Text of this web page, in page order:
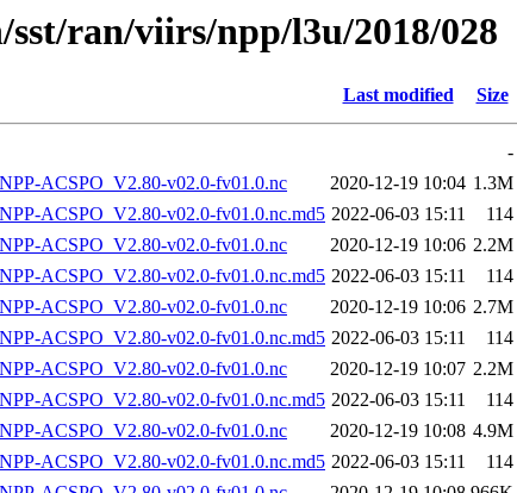
ran/viirs/npp/l3u/2018/028
Last modified Size
-
ACSPO_V2.80-v02.0-fv01.0.nc
2020-12-19 10:04 1.3M
ACSPO_V2.80-v02.0-fv01.0.nc.md5 2022-06-03 15:11
114
ACSPO_V2.80-v02.0-fv01.0.nc
2020-12-19 10:06 2.2M
ACSPO_V2.80-v02.0-fv01.0.nc.md5 2022-06-03 15:11
114
ACSPO_V2.80-v02.0-fv01.0.nc
2020-12-19 10:06 2.7M
ACSPO_V2.80-v02.0-fv01.0.nc.md5 2022-06-03 15:11
114
ACSPO_V2.80-v02.0-fv01.0.nc
2020-12-19 10:07 2.2M
ACSPO_V2.80-v02.0-fv01.0.nc.md5 2022-06-03 15:11
114
ACSPO_V2.80-v02.0-fv01.0.nc
2020-12-19 10:08 4.9M
ACSPO_V2.80-v02.0-fv01.0.nc.md5 2022-06-03 15:11
114